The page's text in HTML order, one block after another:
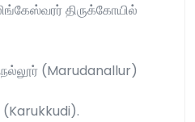
திருக்கோயில்
(Marudanallur)
(Karukkudi).